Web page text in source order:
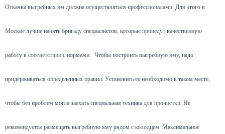
Откачка выгребных ям должна осуществляться профессионалами. Для этого в
Москве лучше нанять бригаду специалистов, которые проведут качественную
работу в соответствии с нормами. Чтобы построить выгребную яму, надо
придерживаться определенных правил. Установить ее необходимо в таком месте,
чтобы без проблем могла заехать специальная техника для прочистки. Не
рекомендуется размещать выгребную яму рядом с колодцем. Максимальное